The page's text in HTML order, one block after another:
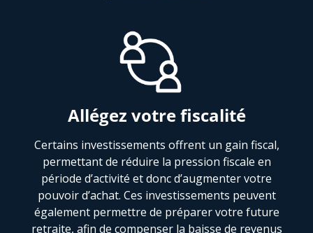
Allégez votre fiscalité
Certains investissements offrent un gain fiscal,
permettant de réduire la pression fiscale en
période d’activité et donc d’augmenter votre
pouvoir d’achat. Ces investissements peuvent
également permettre de préparer votre future
retraite, afin de compenser la baisse de revenus